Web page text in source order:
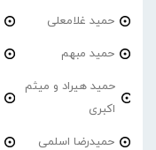
حمید غلامعلی
حمید مبهم
حمید هیراد و میثم
اکبری
حمیدرضا اسلمی